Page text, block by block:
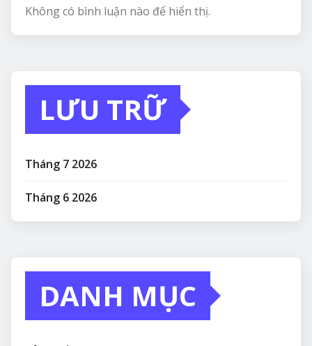
Không có bình luận nào để hiển thị.
LƯU TRỮ
Tháng 7 2026
Tháng 6 2026
DANH MỤC